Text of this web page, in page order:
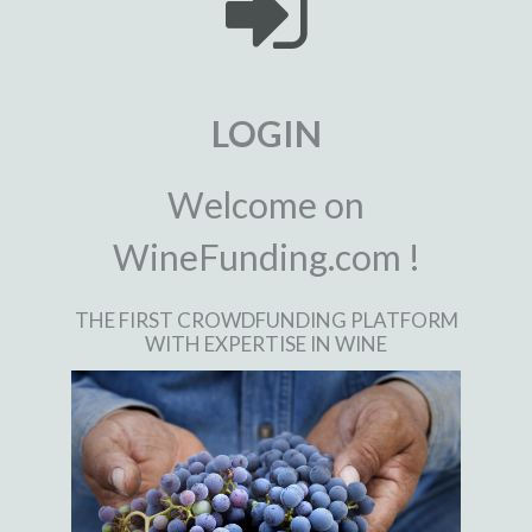
LOGIN
Welcome on
WineFunding.com !
THE FIRST CROWDFUNDING PLATFORM
WITH EXPERTISE IN WINE